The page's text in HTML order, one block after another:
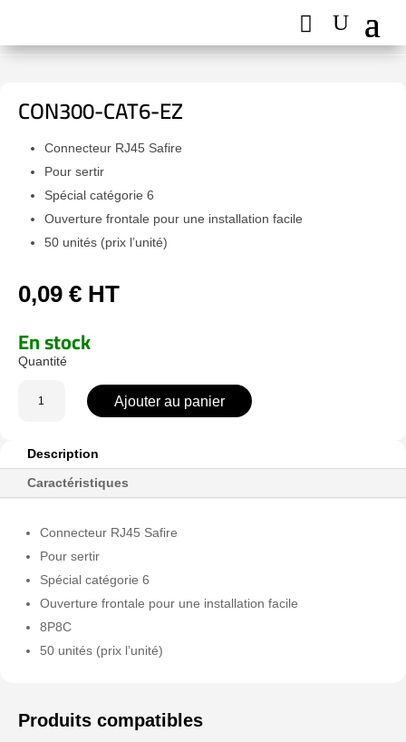
CON300-CAT6-EZ
Connecteur RJ45 Safire
Pour sertir
Spécial catégorie 6
Ouverture frontale pour une installation facile
50 unités (prix l’unité)
0,09 € HT
En stock
CAT6-
EZ
Ajouter au panier
Description
Caractéristiques
Connecteur RJ45 Safire
Pour sertir
Spécial catégorie 6
Ouverture frontale pour une installation facile
8P8C
50 unités (prix l’unité)